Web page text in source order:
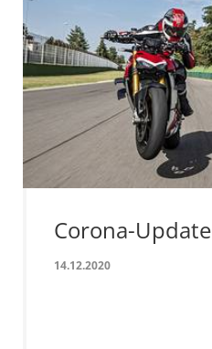
Corona-Update
14.12.2020